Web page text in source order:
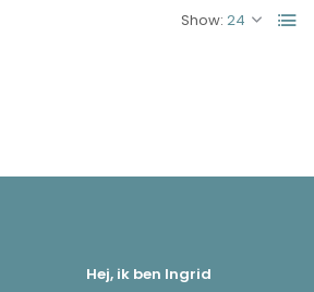
Show:
Hej, ik ben Ingrid